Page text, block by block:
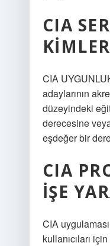
CIA
CIA
adaylarının
düzeyindeki
derecesine
eşdeğer bir
CIA
IŞE
CIA
kullanıcıları